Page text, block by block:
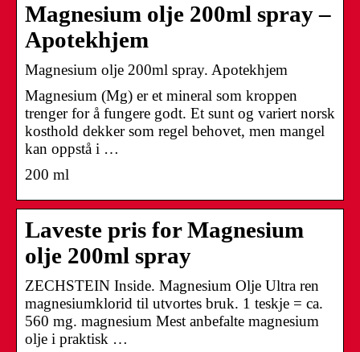
Magnesium olje 200ml spray –
Apotekhjem
Magnesium olje 200ml spray. Apotekhjem
Magnesium (Mg) er et mineral som kroppen
trenger for å fungere godt. Et sunt og variert norsk
kosthold dekker som regel behovet, men mangel
kan oppstå i …
200 ml
Laveste pris for Magnesium
olje 200ml spray
ZECHSTEIN Inside. Magnesium Olje Ultra ren
magnesiumklorid til utvortes bruk. 1 teskje = ca.
560 mg. magnesium Mest anbefalte magnesium
olje i praktisk …